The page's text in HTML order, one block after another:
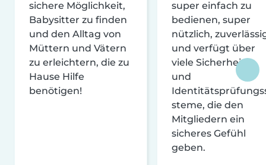
sichere Möglichkeit,
Babysitter zu finden
und den Alltag von
Müttern und Vätern
zu erleichtern, die zu
Hause Hilfe
benötigen!
super einfach zu
bedienen, super
nützlich,
und verfügt über
viele Sicherheits-
und
steme, die den
Mitgliedern ein
sicheres Gefühl
geben.